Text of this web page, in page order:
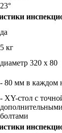
23°
да
5 кг
диаметр 320 x 80
- 80 мм в каждом
- XY-стол с
болтами